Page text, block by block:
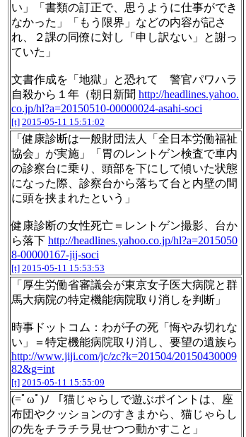
い」「書類の訂正で、思うように仕事ができ
なかった」「もう限界」などの内容が記さ
れ、２課の同僚に対し「申し訳ない」と謝っ
ていた」
文書作成を「地獄」と恐れて 警官パワハラ
自殺から１年（朝日新聞 http://headlines.yahoo.
co.jp/hl?a=20150510-00000024-asahi-soci
[t] 2015-05-11 15:51:02
「健康診断は一般財団法人「全日本労働福祉
協会」が実施」「胃のレントゲン検査で車内
の診察台に乗り、頭部を下にして傾いた状態
になった際、診察台から落ちて台と内壁の間
に頭を挟まれたという」
健康診断の女性死亡＝レントゲン撮影、台か
ら落下 http://headlines.yahoo.co.jp/hl?a=2015050
8-00000167-jij-soci
[t] 2015-05-11 15:53:53
「厚生労働省審議会が東京女子医大病院と群
馬大病院の特定機能病院取り消しを判断」
時事ドットコム：わが子の死「悔やみ切れな
い」＝特定機能病院取り消し、要望の遺族ら
http://www.jiji.com/jc/zc?k=201504/20150430009
82&g=int
[t] 2015-05-11 15:55:09
(=ﾟωﾟ)ﾉ 「猫じゃらしで遊ぶポイントは、座
布団やクッションのすきまから、猫じゃらし
の先をチラチラ見せつつ動かすこと」